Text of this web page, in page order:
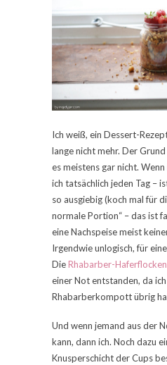
Ich weiß, ein Dessert-
lange nicht mehr. Der
es meistens gar nicht.
ich tatsächlich jeden Tag –
so ausgiebig (koch mal für
normale Portion“ – das ist
eine Nachspeise meist
Irgendwie unlogisch, für
DieRhabarber-
einer Not entstanden, da
Rhabarberkompott übrig
Und wenn jemand aus der
kann, dann ich. Noch dazu
Knusperschicht der Cups